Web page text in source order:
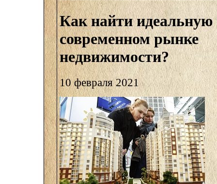
Как найти идеальную
современном рынке
недвижимости?
10 февраля 2021